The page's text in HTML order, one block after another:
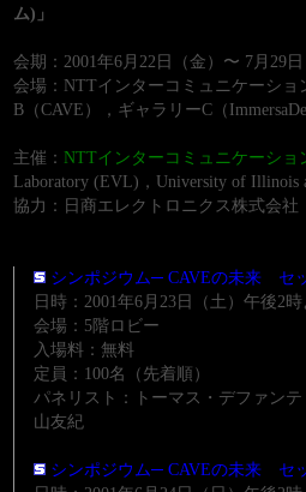
ム)」
会期：2001年6月22日（金）〜 7月29
会場：NTTインターコミュニケーシ
B（CAVE），ギャラリーC（
主催： NTTインターコミュニケーショ
Laboratory (EVL)，University of Illinois
協力：日商エレクトロニクス株式会社
シンポジウム─ CAVEの未来 セ
日時：2001年6月23日（土）午後2
会場：5階ロビー
入場料：無料
定員：100名（先着順）
パネリスト：トーマス・デファン
山友紀
シンポジウム─ CAVEの未来 セ